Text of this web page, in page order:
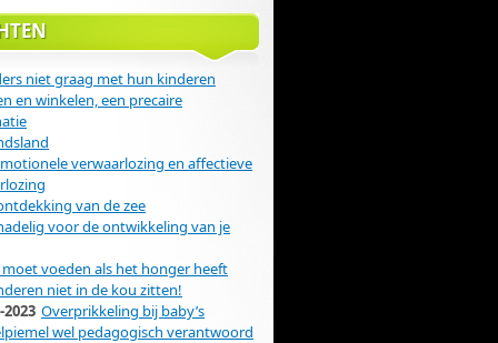
niet graag met hun kinderen
en winkelen, een precaire
verwaarlozing en affectieve
van de zee
voor de ontwikkeling van je
voeden als het honger heeft
niet in de kou zitten!
Overprikkeling bij baby’s
2023
wel pedagogisch verantwoord